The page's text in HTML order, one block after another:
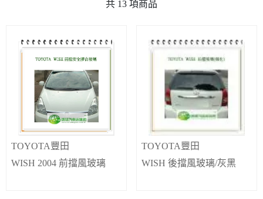
共 13 項商品
TOYOTA豐田
WISH 2004 前擋風玻璃
TOYOTA豐田
WISH 後擋風玻璃/灰黑